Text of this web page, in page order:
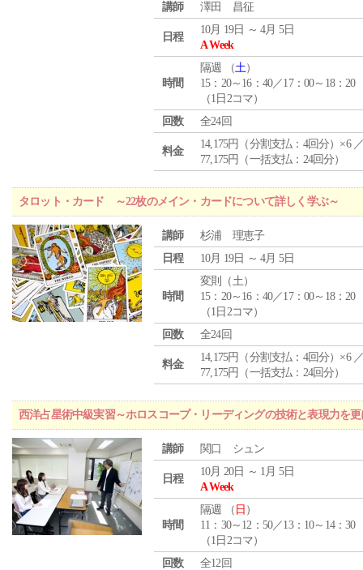
講師 澤田 昌征
日程
10月 19日 ～ 4月 5日
A Week
時間
隔週 （土）
15：20～16：40／17：00～18：20
（1日2コマ）
回数
全24回
料金
14,175円（分割支払：4回分）×6
77,175円（一括支払：24回分）
タロット・カード ～22枚のメイン・カードについて詳しく学ぶ～
講師
杉浦 理恵子
日程
10月 19日 ～ 4月 5日
時間
変則（土）
15：20～16：40／17：00～18：20
（1日2コマ）
回数
全24回
料金
14,175円（分割支払：4回分）×6
77,175円（一括支払：24回分）
西洋占星術中級実習～ホロスコープ・リーディングの技術と表現力を
講師 関口 シュン
日程
10月 20日 ～ 1月 5日
A Week
時間
隔週 （ 日 ）
11：30～12：50／13：10～14：30
（1日2コマ）
回数
全12回